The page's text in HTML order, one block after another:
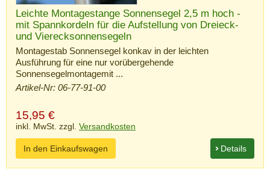
Leichte Montagestange Sonnensegel 2,5 m hoch -
mit Spannkordeln für die Aufstellung von Dreieck-
und Vierecksonnensegeln
Montagestab Sonnensegel konkav in der leichten
Ausführung für eine nur vorübergehende
Sonnensegelmontagemit ...
Artikel-Nr: 06-77-91-00
15,95 €
inkl. MwSt. zzgl. Versandkosten
Details
In den Einkaufswagen